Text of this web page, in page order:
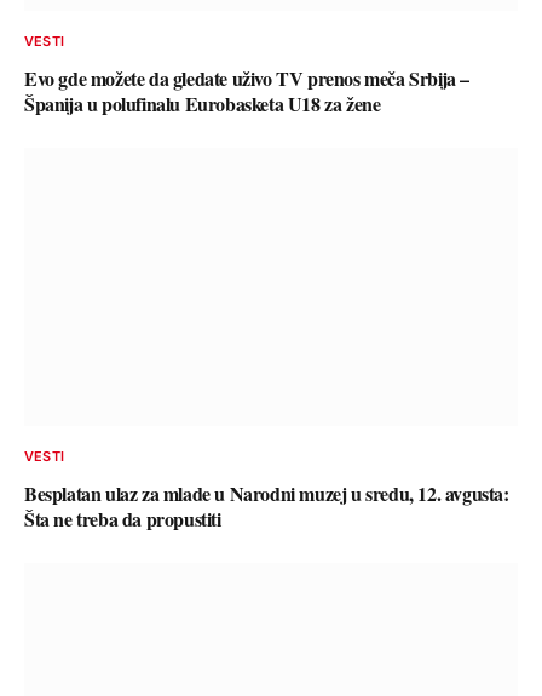
VESTI
Evo gde možete da gledate uživo TV prenos meča Srbija –
Španija u polufinalu Eurobasketa U18 za žene
VESTI
Besplatan ulaz za mlade u Narodni muzej u sredu, 12. avgusta:
Šta ne treba da propustiti